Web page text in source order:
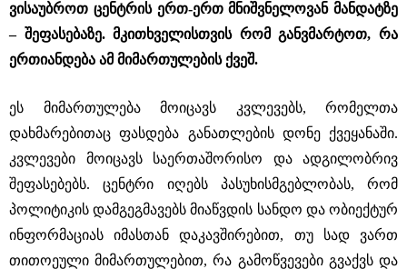
ვისაუბროთ ცენტრის ერთ-ერთ მნიშვნელოვან მანდატზე
– შეფასებაზე. მკითხველისთვის რომ განვმარტოთ, რა
ერთიანდება ამ მიმართულების ქვეშ.
ეს მიმართულება მოიცავს კვლევებს, რომელთა
დახმარებითაც ფასდება განათლების დონე ქვეყანაში.
კვლევები მოიცავს საერთაშორისო და ადგილობრივ
შეფასებებს. ცენტრი იღებს პასუხისმგებლობას, რომ
პოლიტიკის დამგეგმავებს მიაწვდის სანდო და ობიექტურ
ინფორმაციას იმასთან დაკავშირებით, თუ სად ვართ
თითოეული მიმართულებით, რა გამოწვევები გვაქვს და